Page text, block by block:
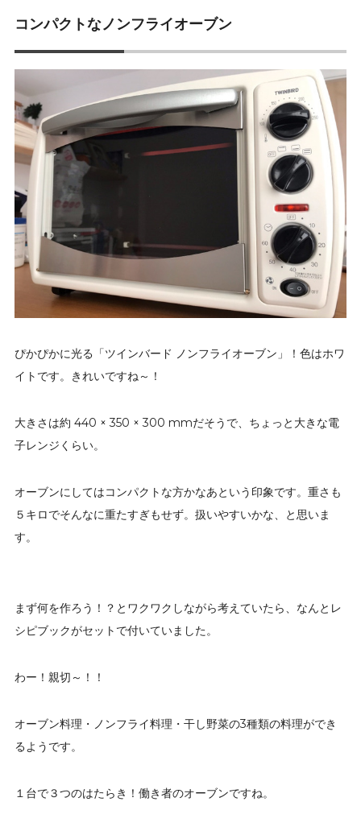
コンパクトなノンフライオーブン
ぴかぴかに光る「ツインバード ノンフライオーブン」！色はホワ
イトです。きれいですね～！
大きさは約 440 × 350 × 300 mmだそうで、ちょっと大きな電
子レンジくらい。
オーブンにしてはコンパクトな方かなあという印象です。重さも
５キロでそんなに重たすぎもせず。扱いやすいかな、と思いま
す。
まず何を作ろう！？とワクワクしながら考えていたら、なんとレ
シピブックがセットで付いていました。
わー！親切～！！
オーブン料理・ノンフライ料理・干し野菜の3種類の料理ができ
るようです。
１台で３つのはたらき！働き者のオーブンですね。